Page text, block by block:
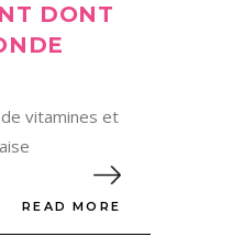
DONT
vitamines et
READ MORE